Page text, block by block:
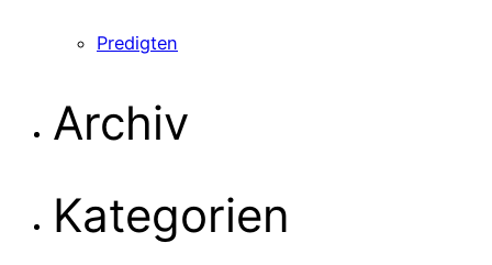
Predigten
Archiv
Kategorien